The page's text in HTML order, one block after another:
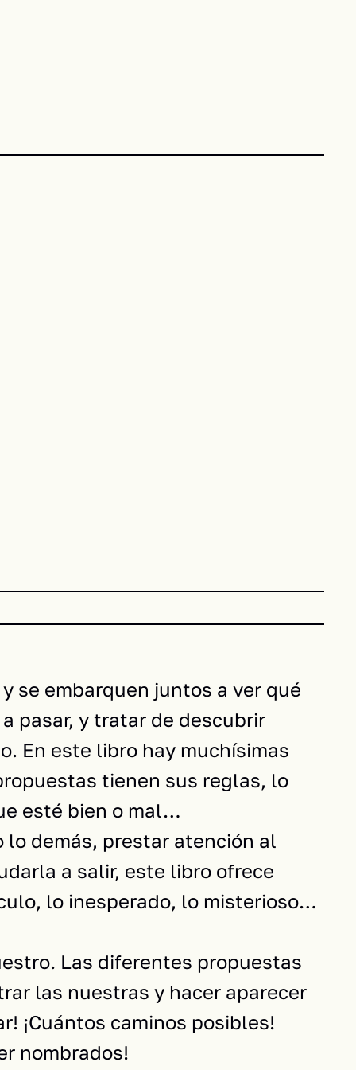
se embarquen juntos a ver qué
pasar, y tratar de descubrir
En este libro hay muchísimas
tienen sus reglas, lo
esté bien o mal…
lo demás, prestar atención al
a salir, este libro ofrece
lo inesperado, lo misterioso…
Las diferentes propuestas
las nuestras y hacer aparecer
¡Cuántos caminos posibles!
nombrados!